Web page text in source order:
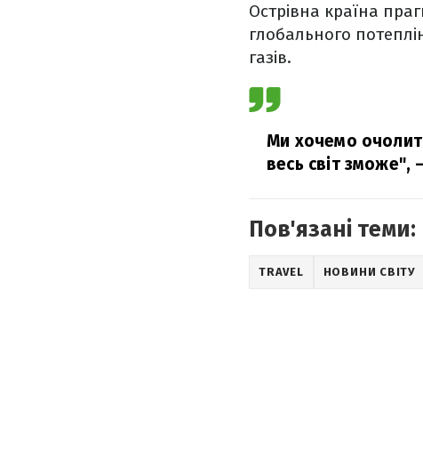
Острівна країна
глобального
газів.
Ми хочемо
весь світ зможе",
Пов'язані теми:
TRAVEL НОВИНИ СВІТУ